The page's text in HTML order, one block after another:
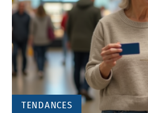
TENDANCES